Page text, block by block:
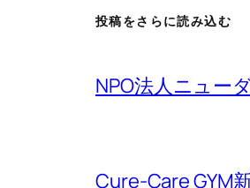
投稿をさらに読み込む
NPO法人ニュ
Cure-Care GYM